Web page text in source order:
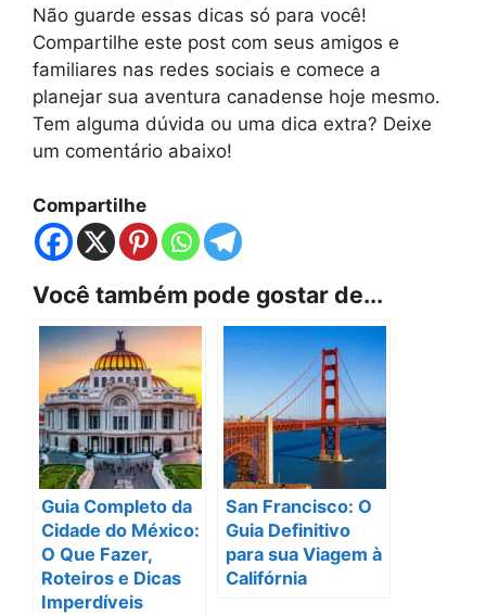
Não guarde essas dicas só para você!
Compartilhe este post com seus amigos e
familiares nas redes sociais e comece a
planejar sua aventura canadense hoje mesmo.
Tem alguma dúvida ou uma dica extra? Deixe
um comentário abaixo!
Compartilhe
Você também pode gostar de...
Guia Completo da
Cidade do México:
O Que Fazer,
Roteiros e Dicas
Imperdíveis
San Francisco: O
Guia Definitivo
para sua Viagem à
Califórnia